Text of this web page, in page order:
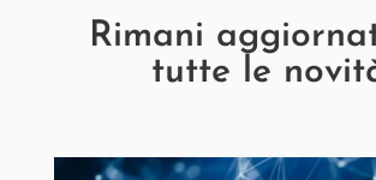
Rimani
tutte le